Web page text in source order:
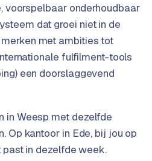
voorspelbaar onderhoudbaar
dat groei niet in de
met ambities tot
fulfilment-tools
een doorslaggevend
in Weesp met dezelfde
Op kantoor in Ede, bij jou op
in dezelfde week.